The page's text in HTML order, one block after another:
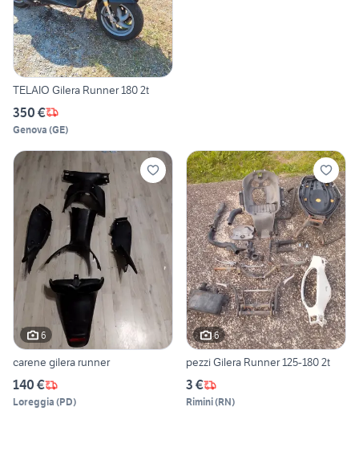
TELAIO Gilera Runner 180 2t
350 €
Genova (GE)
6
carene gilera runner
140 €
Loreggia (PD)
6
pezzi Gilera Runner 125-180 2t
3 €
Rimini(RN)